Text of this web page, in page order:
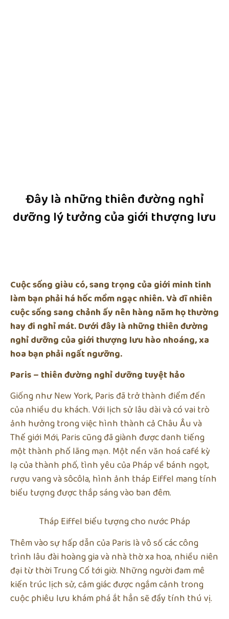
Đây là những thiên đường nghỉ
dưỡng lý tưởng của giới thượng lưu
Cuộc sống giàu có, sang trọng của giới minh tinh
làm bạn phải há hốc mồm ngạc nhiên. Và dĩ nhiên
cuộc sống sang chảnh ấy nên hàng năm họ thường
hay đi nghỉ mát. Dưới đây là những thiên đường
nghỉ dưỡng của giới thượng lưu hào nhoáng, xa
hoa bạn phải ngất ngưỡng.
Paris – thiên đường nghỉ dưỡng tuyệt hảo
Giống như New York, Paris đã trở thành điểm đến
của nhiều du khách. Với lịch sử lâu dài và có vai trò
ảnh hưởng trong việc hình thành cả Châu Âu và
Thế giới Mới, Paris cũng đã giành được danh tiếng
một thành phố lãng mạn. Một nền văn hoá café kỳ
lạ của thành phố, tình yêu của Pháp về bánh ngọt,
rượu vang và sôcôla, hình ảnh tháp Eiffel mang tính
biểu tượng được thắp sáng vào ban đêm.
Tháp Eiffel biểu tượng cho nước Pháp
Thêm vào sự hấp dẫn của Paris là vô số các công
trình lâu đài hoàng gia và nhà thờ xa hoa, nhiều niên
đại từ thời Trung Cổ tới giờ. Những người đam mê
kiến trúc lịch sử, cảm giác được ngắm cảnh trong
cuộc phiêu lưu khám phá ắt hẳn sẽ đầy tính thú vị.